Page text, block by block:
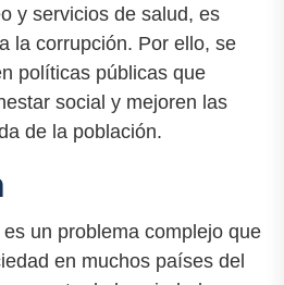
y servicios de salud, es
la corrupción. Por ello, se
políticas públicas que
social y mejoren las
de la población.
un problema complejo que
en muchos países del